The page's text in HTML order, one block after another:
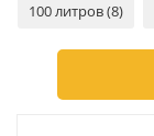
100 литров (8)